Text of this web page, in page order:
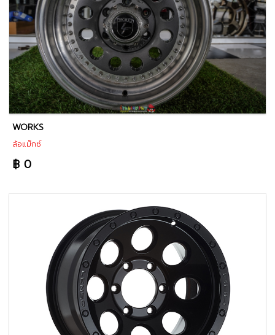
WORKS
ล้อแม็กซ์
฿ 0